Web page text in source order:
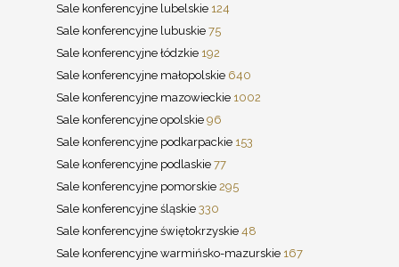
Sale konferencyjne lubelskie 124
Sale konferencyjne lubuskie 75
Sale konferencyjne łódzkie 192
Sale konferencyjne małopolskie 640
Sale konferencyjne mazowieckie 1002
Sale konferencyjne opolskie 96
Sale konferencyjne podkarpackie 153
Sale konferencyjne podlaskie 77
Sale konferencyjne pomorskie 295
Sale konferencyjne śląskie 330
Sale konferencyjne świętokrzyskie 48
Sale konferencyjne warmińsko-mazurskie 167